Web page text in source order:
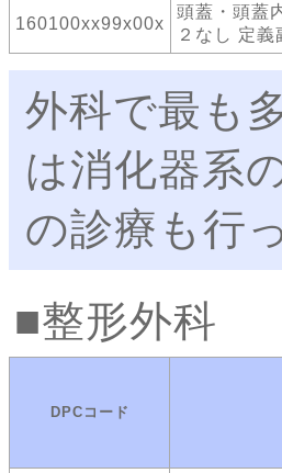
160100xx99x00x
頭蓋・頭蓋
２なし 定義
外科で最も
は消化器系
の診療も行
整形外科
DPCコード